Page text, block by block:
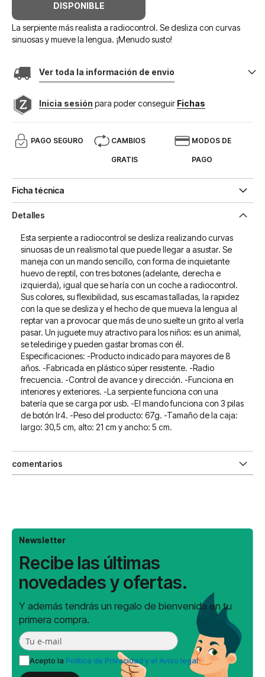
DISPONIBLE
La serpiente más realista a radiocontrol. Se desliza con curvas
sinuosas y mueve la lengua. ¡Menudo susto!
Ver toda la información de envio
Inicia sesión para poder conseguir Fichas
PAGO SEGURO CAMBIOS
GRATIS
MODOS DE
PAGO
Ficha técnica
Detalles
Esta serpiente a radiocontrol se desliza realizando curvas
sinuosas de un realismo tal que puede llegar a asustar. Se
maneja con un mando sencillo, con forma de inquietante
huevo de reptil, con tres botones (adelante, derecha e
izquierda), igual que se haría con un coche a radiocontrol.
Sus colores, su flexibilidad, sus escamas talladas, la rapidez
con la que se desliza y el hecho de que mueva la lengua al
reptar van a provocar que más de uno suelte un grito al verla
pasar. Un juguete muy atractivo para los niños: es un animal,
se teledirige y pueden gastar bromas con él.
Especificaciones: -Producto indicado para mayores de 8
años. -Fabricada en plástico súper resistente. -Radio
frecuencia. -Control de avance y dirección. -Funciona en
interiores y exteriores. -La serpiente funciona con una
batería que se carga por usb. -El mando funciona con 3 pilas
de botón lr4. -Peso del producto: 67g. -Tamaño de la caja:
largo: 30,5 cm, alto: 21 cm y ancho: 5 cm.
comentarios
Newsletter
Recibe las últimas
novedades y ofertas.
Y además tendrás un regalo de bienvenida en tu
primera compra.
Acepto la Política de Privacidad y el Aviso legal